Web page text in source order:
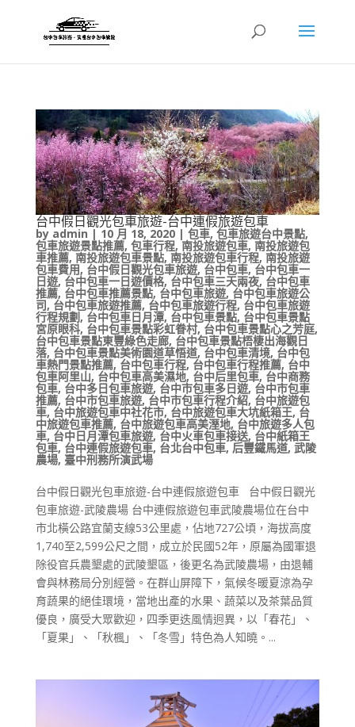
台中假日觀光包車旅遊-台中連假旅遊包車
by admin | 10 月 18, 2020| 包車, 包車旅遊台中景點,
包車旅遊景點推薦, 包車行程,南投旅遊包車, 南投旅遊包
車推薦, 南投旅遊包車景點, 南投旅遊包車行程, 南投旅遊
包車費用, 台中假日觀光包車旅遊, 台中包車, 台中包車一
日遊, 台中包車一日遊價格, 台中包車三天兩夜, 台中包車
推薦, 台中包車推薦景點, 台中包車旅遊, 台中包車旅遊公
司, 台中包車旅遊推薦, 台中包車旅遊行程, 台中包車旅遊
行程規劃, 台中包車日月潭, 台中包車景點, 台中包車景點
宮原眼科, 台中包車景點彩虹眷村, 台中包車景點心之芳庭,
台中包車景點東豐綠色走廊, 台中包車景點梧棲出海觀日
落, 台中包車景點美術園道草悟道, 台中包車清境, 台中包
車熱門景點推薦, 台中包車行程, 台中包車行程推薦, 台中
包車阿里山, 台中包車高美濕地, 台中后里包車, 台中商務
包車, 台中多日包車旅遊, 台中市包車多日遊, 台中市包車
推薦, 台中市包車旅遊, 台中市包車行程介紹, 台中旅遊包
車, 台中旅遊包車中社花市, 台中旅遊包車大坑紙箱王, 台
中旅遊包車推薦, 台中旅遊包車高美溼地, 台中旅遊多人包
車, 台中日月潭包車旅遊, 台中火車包車接送, 台中紙箱王
包車, 台中連假旅遊包車, 台北台中包車, 后豐鐵馬道, 武陵
農場, 臺中刑務所演武場
台中假日觀光包車旅遊-台中連假旅遊包車 台中假日觀光
包車旅遊-武陵農場 台中連假旅遊包車武陵農場位在台中
市北橫公路宜蘭支線53公里處，佔地727公頃，海拔高度
1,740至2,599公尺之間，成立於民國52年，原屬為國軍退
除役官兵農墾處的武陵墾區，後更名為武陵農場，由退輔
會與林務局分別經營。在群山屏障下，氣候冬暖夏涼為孕
育蔬果的絕佳環境，當地出產的水果、蔬菜以及茶葉品質
優良，廣受大眾歡迎，四季更迭風情迥異，以「春花」、
「夏果」、「秋楓」、「冬雪」特色為人知曉。...